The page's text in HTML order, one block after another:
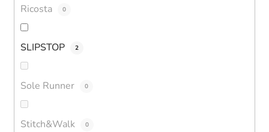
Ricosta 0
SLIPSTOP 2
Sole Runner 0
Stitch&Walk 0